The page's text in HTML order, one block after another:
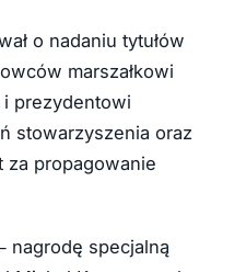
o nadaniu tytułów
marszałkowi
prezydentowi
stowarzyszenia oraz
za propagowanie
nagrodę specjalną